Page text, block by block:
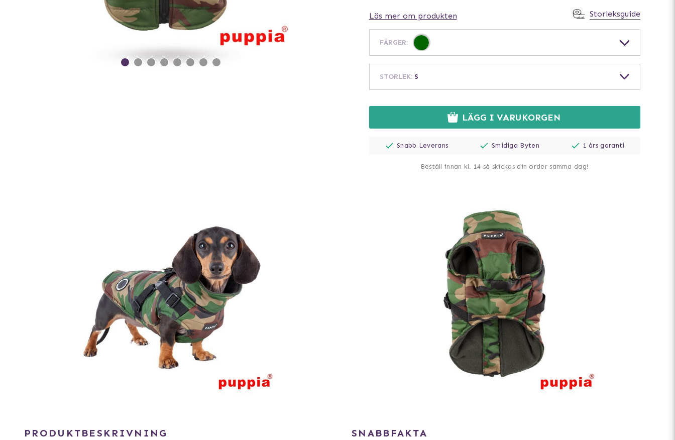
Läs mer om produkten Storleksguide
FÄRGER:
STORLEK: S
LÄGG I VARUKORGEN
Snabb Leverans Smidiga Byten 1 års garanti
Beställ innan kl. 14 så skickas din order samma dag!
PRODUKTBESKRIVNING SNABBFAKTA